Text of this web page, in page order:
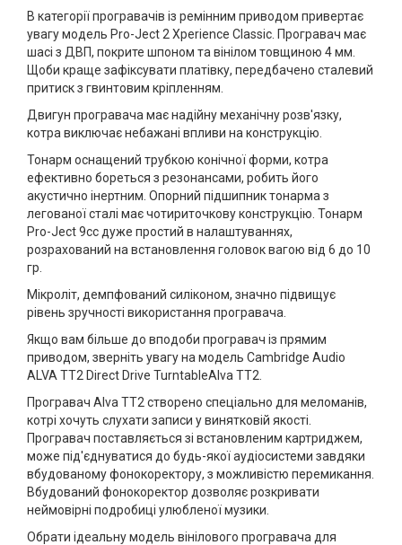
В категорії програвачів із ремінним приводом привертає
увагу модель Pro-Ject 2 Xperience Classic. Програвач має
шасі з ДВП, покрите шпоном та вінілом товщиною 4 мм.
Щоби краще зафіксувати платівку, передбачено сталевий
притиск з гвинтовим кріпленням.
Двигун програвача має надійну механічну розв'язку,
котра виключає небажані впливи на конструкцію.
Тонарм оснащений трубкою конічної форми, котра
ефективно бореться з резонансами, робить його
акустично інертним. Опорний підшипник тонарма з
легованої сталі має чотириточкову конструкцію. Тонарм
Pro-Ject 9cc дуже простий в налаштуваннях,
розрахований на встановлення головок вагою від 6 до 10
гр.
Мікроліт, демпфований силіконом, значно підвищує
рівень зручності використання програвача.
Якщо вам більше до вподоби програвач із прямим
приводом, зверніть увагу на модель Cambridge Audio
ALVA TT2 Direct Drive TurntableAlva TT2.
Програвач Alva TT2 створено спеціально для меломанів,
котрі хочуть слухати записи у винятковій якості.
Програвач поставляється зі встановленим картриджем,
може під'єднуватися до будь-якої аудіосистеми завдяки
вбудованому фонокоректору, з можливістю перемикання.
Вбудований фонокоректор дозволяє розкривати
неймовірні подробиці улюбленої музики.
Обрати ідеальну модель вінілового програвача для